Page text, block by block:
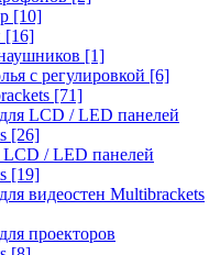
[10]
[16]
[1]
с регулировкой [6]
[71]
LCD / LED панелей
[26]
/ LED панелей
[19]
видеостен Multibrackets
проекторов